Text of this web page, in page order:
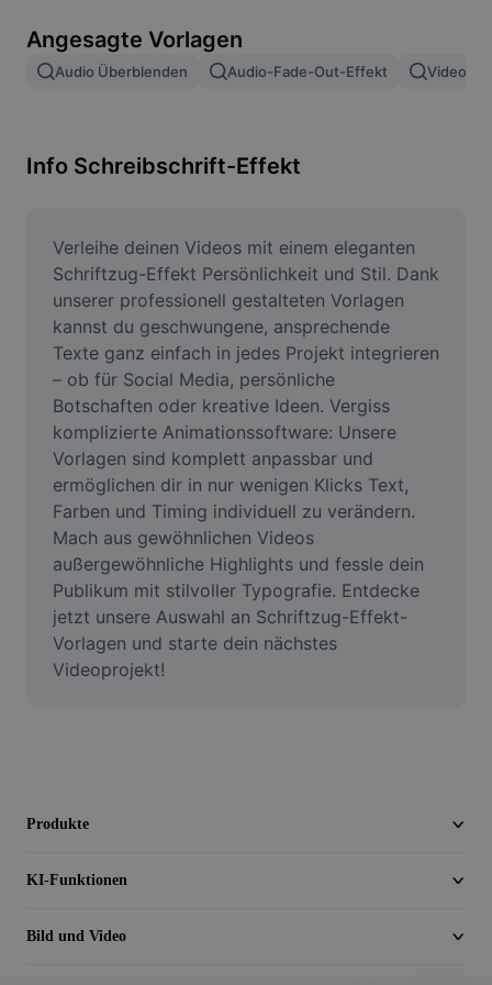
Bilder zusammenfügen
Bildgröße ändern
Meme-Generator
AI Text Remover
AI People Remover
AI Inpainting
Face Cutout
Video
Videohintergrund entfernen
Qualität verbessern
Videoeditor
Angesagte Vorlagen
Audio Überblenden Audio-Fade-Out-Effekt Video
Info Schreibschrift-Effekt
Verleihe deinen Videos mit einem eleganten
Schriftzug-Effekt Persönlichkeit und Stil. Dank
unserer professionell gestalteten Vorlagen
kannst du geschwungene, ansprechende
Texte ganz einfach in jedes Projekt integrieren
– ob für Social Media, persönliche
Botschaften oder kreative Ideen. Vergiss
komplizierte Animationssoftware: Unsere
Vorlagen sind komplett anpassbar und
ermöglichen dir in nur wenigen Klicks Text,
Farben und Timing individuell zu verändern.
Mach aus gewöhnlichen Videos
außergewöhnliche Highlights und fessle dein
Publikum mit stilvoller Typografie. Entdecke
jetzt unsere Auswahl an Schriftzug-Effekt-
Vorlagen und starte dein nächstes
Videoprojekt!
Produkte
KI-Funktionen
Bild und Video